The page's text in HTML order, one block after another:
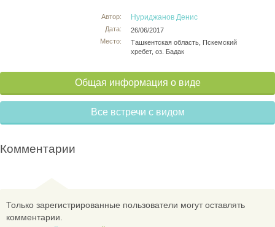
Автор:
Дата:
Место:
Нуриджанов Денис
26/06/2017
Ташкентская область, Пскемский
хребет, оз. Бадак
Общая информация о виде
Все встречи с видом
Комментарии
Только зарегистрированные пользователи могут оставлять
комментарии.